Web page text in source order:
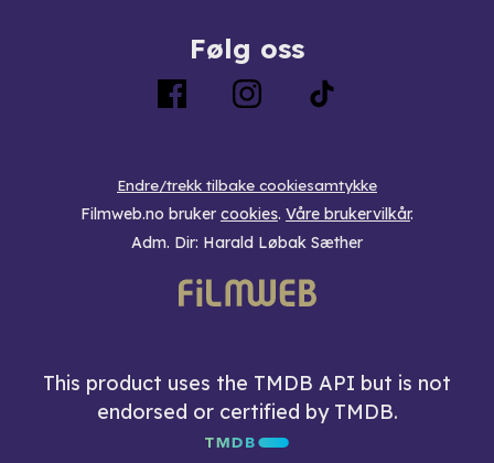
Følg oss
Endre/trekk tilbake cookiesamtykke
Filmweb.no bruker cookies. Våre brukervilkår.
Adm. Dir: Harald Løbak Sæther
This product uses the TMDB API but is not
endorsed or certified by TMDB.